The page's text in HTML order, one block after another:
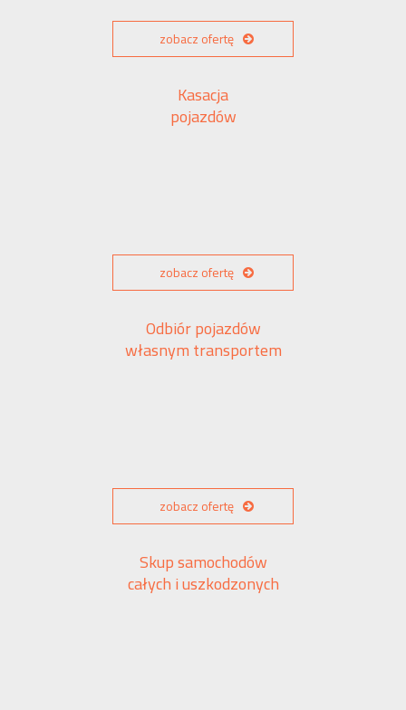
zobacz ofertę
Kasacja
pojazdów
zobacz ofertę
Odbiór pojazdów
własnym transportem
zobacz ofertę
Skup samochodów
całych i uszkodzonych